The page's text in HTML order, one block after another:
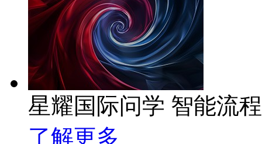
星耀国际问学 智能流
了解更多